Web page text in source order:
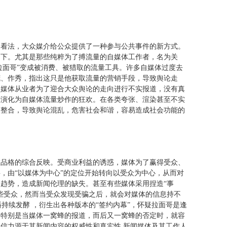
，大众媒介给公众提供了一种参与公共事件的新方式。
。尤其是那些纯粹为了搏流量的自媒体工作者，名为关
哥”变成被消费、被猎取的流量工具。许多自媒体过度去
作秀，指出这只是他获取流量的营销手段，导致舆论走
体从业者为了迎合大众舆论的走向进行不实报道，没有真
化为自媒体流量炒作的狂欢。在各类夸张、渲染甚至不实
合，导致舆论混乱，危害社会和谐，容易造成社会功能的
的综合反映。受商业利益的诱惑，媒体为了赢得受众、
由“以媒体为中心”的定位开始转向以受众为中心，从而对
势，造成新闻伦理的缺失。甚至有些媒体采用捏造“事
众，然而当受众发现受骗之后，就会对媒体的信息持不
续发酵 ，衍生出各种版本的“签约内幕”，怀疑拉面哥是逢
别是当媒体一窝蜂的报道，而后又一窝蜂的否定时，就容